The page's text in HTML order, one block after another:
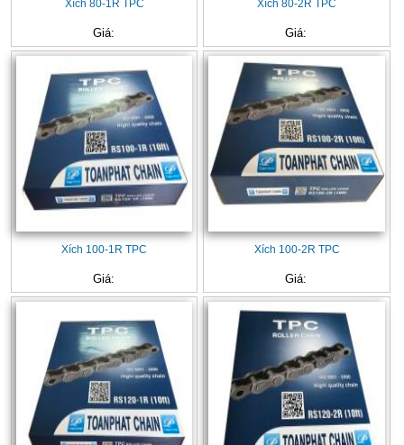
Xích 80-1R TPC
Giá:
Xích 80-2R TPC
Giá:
Xích 100-1R TPC
Giá:
Xích 100-2R TPC
Giá: